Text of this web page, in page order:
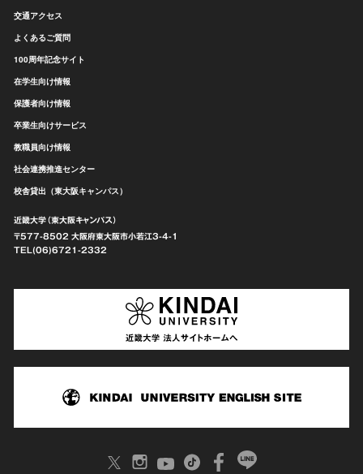
交通アクセス
よくあるご質問
100周年記念サイト
在学生向け情報
保護者向け情報
卒業生向けサービス
教職員向け情報
社会連携推進センター
校舎貸出（東大阪キャンパス）
近畿大学（東大阪キャンパス）
〒577-8502 大阪府東大阪市小若江3-4-1
TEL(06)6721-2332